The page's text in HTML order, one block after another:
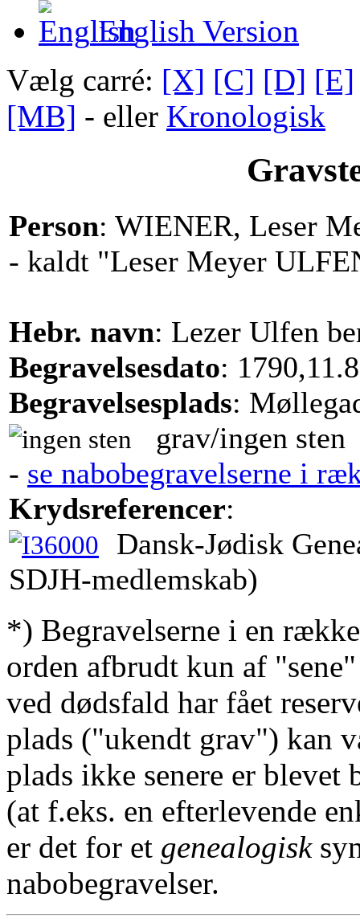
English Version
Vælg carré: [X] [C] [D] [E]
[MB] - eller Kronologisk
Person: WIENER, Leser
- kaldt "Leser Meyer
Hebr. navn: Lezer Ulfen
Begravelsesdato: 1790,11.8
Begravelsesplads:
grav/ingen sten
- se nabobegravelserne i
Krydsreferencer:
Dansk-Jødisk
SDJH-medlemskab)
*) Begravelserne i en
orden afbrudt kun af
ved dødsfald har fået
plads ("ukendt grav") kan
plads ikke senere er
(at f.eks. en efterlevende
er det for et genealogisk
nabobegravelser.